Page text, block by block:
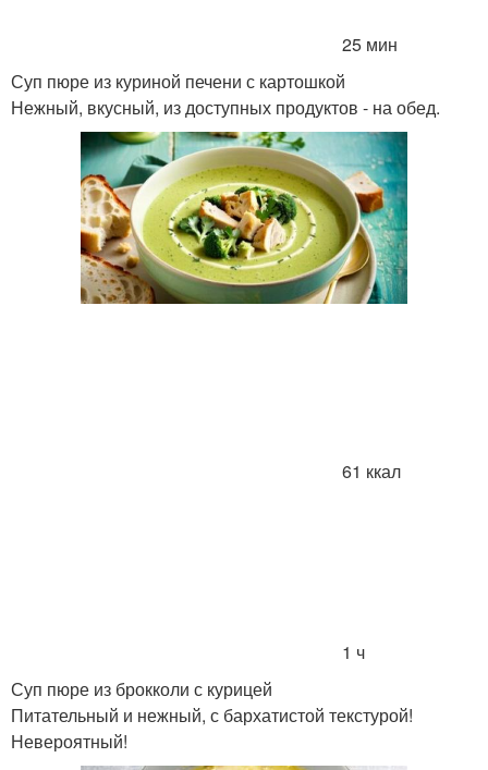
25 мин
Суп пюре из куриной печени с картошкой
Нежный, вкусный, из доступных продуктов - на обед.
61 ккал
1 ч
Суп пюре из брокколи с курицей
Питательный и нежный, с бархатистой текстурой!
Невероятный!